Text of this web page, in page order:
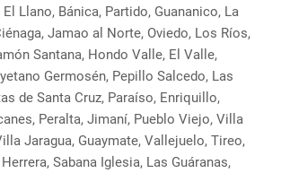
Llano, Bánica, Partido, Guananico, La
Jamao al Norte, Oviedo, Los Ríos,
Santana, Hondo Valle, El Valle,
Germosén, Pepillo Salcedo, Las
de Santa Cruz, Paraíso, Enriquillo,
Peralta, Jimaní, Pueblo Viejo, Villa
Jaragua, Guaymate, Vallejuelo, Tireo,
Sabana Iglesia, Las Guáranas,